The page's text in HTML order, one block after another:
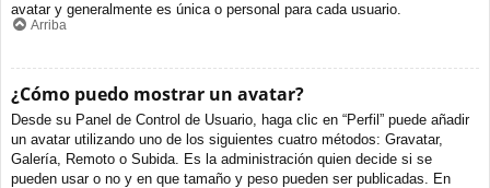
avatar y generalmente es única o personal para cada usuario.
Arriba
¿Cómo puedo mostrar un avatar?
Desde su Panel de Control de Usuario, haga clic en “Perfil” puede añadir
un avatar utilizando uno de los siguientes cuatro métodos: Gravatar,
Galería, Remoto o Subida. Es la administración quien decide si se
pueden usar o no y en que tamaño y peso pueden ser publicadas. En